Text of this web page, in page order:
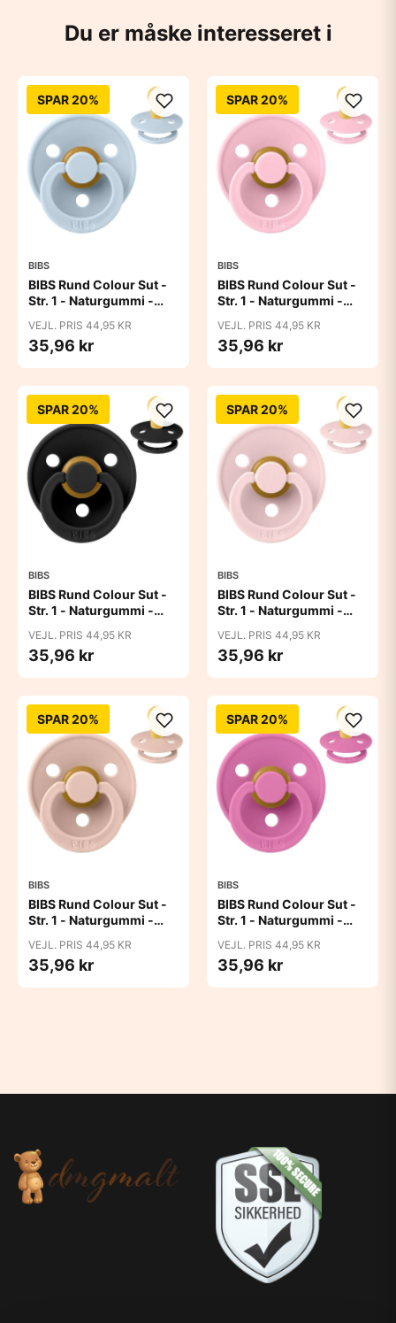
Du er måske interesseret i
SPAR 20%
BIBS
BIBS Rund Colour Sut -
Str. 1 - Naturgummi -
VEJL. PRIS 44,95 KR
35,96 kr
SPAR 20%
BIBS
BIBS Rund Colour Sut -
Str. 1 - Naturgummi -
VEJL. PRIS 44,95 KR
35,96 kr
SPAR 20%
BIBS
BIBS Rund Colour Sut -
Str. 1 - Naturgummi -
VEJL. PRIS 44,95 KR
35,96 kr
SPAR 20%
BIBS
BIBS Rund Colour Sut -
Str. 1 - Naturgummi -
VEJL. PRIS 44,95 KR
35,96 kr
SPAR 20%
BIBS
BIBS Rund Colour Sut -
Str. 1 - Naturgummi -
VEJL. PRIS 44,95 KR
35,96 kr
SPAR 20%
BIBS
BIBS Rund Colour Sut -
Str. 1 - Naturgummi -
VEJL. PRIS 44,95 KR
35,96 kr